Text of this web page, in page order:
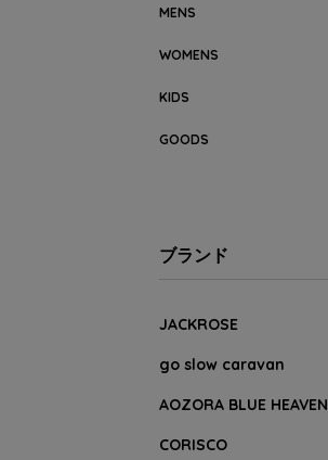
MENS
WOMENS
KIDS
GOODS
ブランド
JACKROSE
go slow caravan
AOZORA BLUE HEAVEN
CORISCO